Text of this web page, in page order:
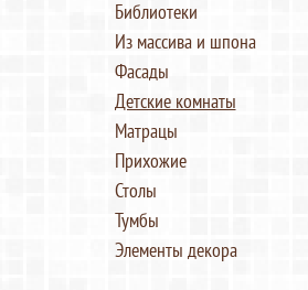
Библиотеки
Из массива и шпона
Фасады
Детские комнаты
Матрацы
Прихожие
Столы
Тумбы
Элементы декора